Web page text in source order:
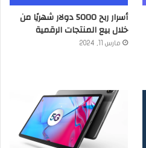
أسرار ربح 5000 دولار شهريًا من
خلال بيع المنتجات الرقمية
مارس 11, 2024